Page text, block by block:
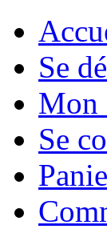
Se
Mon
Se